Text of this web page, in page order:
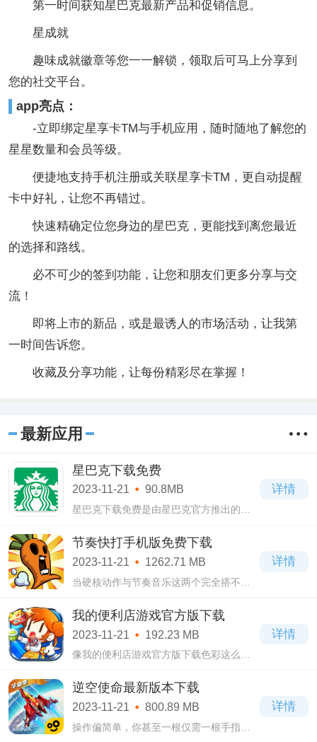
第一时间获知星巴克最新产品和促销信息。
星成就
趣味成就徽章等您一一解锁，领取后可马上分享到
您的社交平台。
app亮点：
-立即绑定星享卡TM与手机应用，随时随地了解您的
星星数量和会员等级。
便捷地支持手机注册或关联星享卡TM，更自动提醒
卡中好礼，让您不再错过。
快速精确定位您身边的星巴克，更能找到离您最近
的选择和路线。
必不可少的签到功能，让您和朋友们更多分享与交
流！
即将上市的新品，或是最诱人的市场活动，让我第
一时间告诉您。
收藏及分享功能，让每份精彩尽在掌握！
最新应用
星巴克下载免费
2023-11-21 90.8MB
星巴克下载免费是由星巴克官方推出的一
计，操作简单易上手，人人都可以下载使
用，而且还提供了许多免费的功能供大家
使用
详情
节奏快打手机版免费下载
2023-11-21 1262.71 MB
当硬核动作与节奏音乐这两个完全搭不着
戏体验?这个问题，小编觉得节奏快打手机
版免费下载是给出了相当不错的答案的;美
术Q版
详情
我的便利店游戏官方版下载
2023-11-21 192.23 MB
像我的便利店游戏官方版下载色彩这么丰
适合用来做模拟经营类型的游戏!这是给到
了初入其中的我们一间小小的，可自由编
辑自
详情
逆空使命最新版本下载
2023-11-21 800.89 MB
操作偏简单，你甚至一根仅需一根手指头
详情